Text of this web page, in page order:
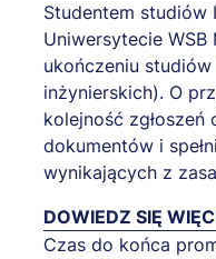
Studentem studiów
Uniwersytecie
ukończeniu
inżynierskich). O
kolejność zgłoszeń
dokumentów i
wynikających z
DOWIEDZ SIĘ
Czas do końca